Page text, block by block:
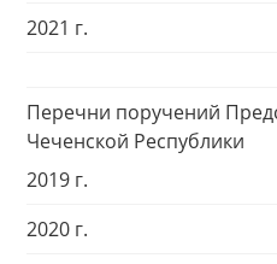
2021 г.
Перечни поручений
Чеченской Республики
2019 г.
2020 г.